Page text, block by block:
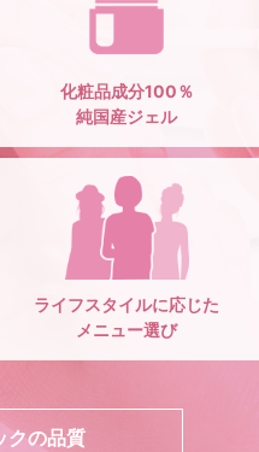
化粧品成分100％
純国産ジェル
ライフスタイルに応じた
メニュー選び
クの品質